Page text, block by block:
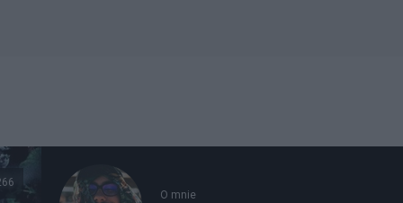
O mnie